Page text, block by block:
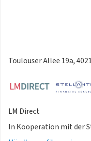
Toulouser Allee 19a,
LM Direct
In Kooperation mit der